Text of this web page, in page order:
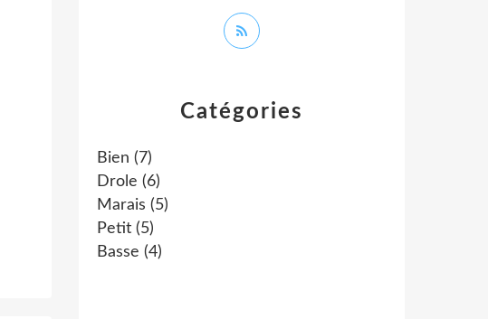
Catégories
Bien (7)
Drole (6)
Marais (5)
Petit (5)
Basse (4)